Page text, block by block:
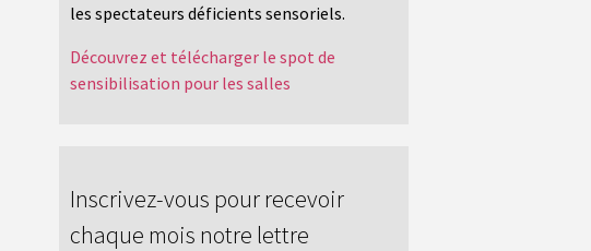
les spectateurs déficients sensoriels.
Découvrez et télécharger le spot de
sensibilisation pour les salles
Inscrivez-vous pour recevoir
chaque mois notre lettre